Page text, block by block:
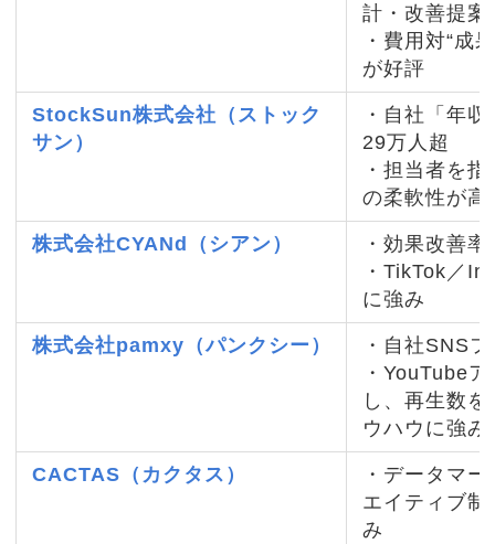
計・改善提案
・費用対“成
が好評
StockSun株式会社（ストック
サン）
・自社「年
29万人超
・担当者を
の柔軟性が高
株式会社CYANd（シアン）
・効果改善
・TikTok／
に強み
株式会社pamxy（パンクシー）
・自社SNS
・YouTube
し、再生数
ウハウに強み
CACTAS（カクタス）
・データマ
エイティブ
み